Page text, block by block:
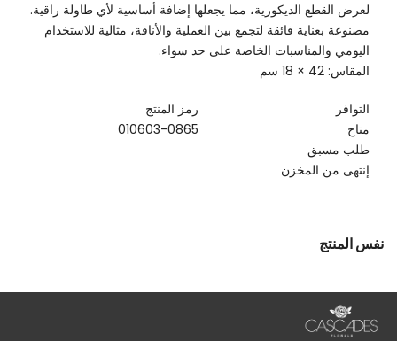
صغير
لعرض القطع الديكورية، مما يجعلها إضافة أساسية لأي طاولة راقية.
مصنوعة بعناية فائقة لتجمع بين العملية والأناقة، مثالية للاستخدام
اليومي والمناسبات الخاصة على حد سواء.
المقاس: 42 × 18 سم
التوافر
متاح
طلب مسبق
إنتهى من المخزن
رمز المنتج
010603-0865
نفس المنتج